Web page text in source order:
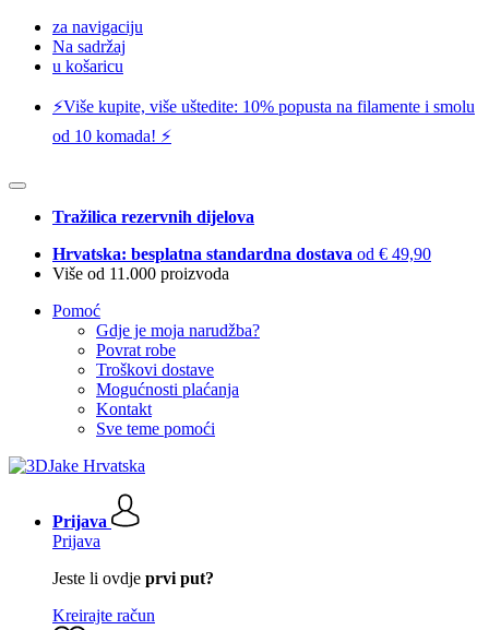
za navigaciju
Na sadržaj
u košaricu
⚡️Više kupite, više uštedite: 10% popusta na filamente i smolu
od 10 komada! ⚡️
Tražilica rezervnih dijelova
Hrvatska: besplatna standardna dostava od € 49,90
Više od 11.000 proizvoda
Pomoć
Gdje je moja narudžba?
Povrat robe
Troškovi dostave
Mogućnosti plaćanja
Kontakt
Sve teme pomoći
Prijava
Prijava
Jeste li ovdje prvi put?
Kreirajte račun